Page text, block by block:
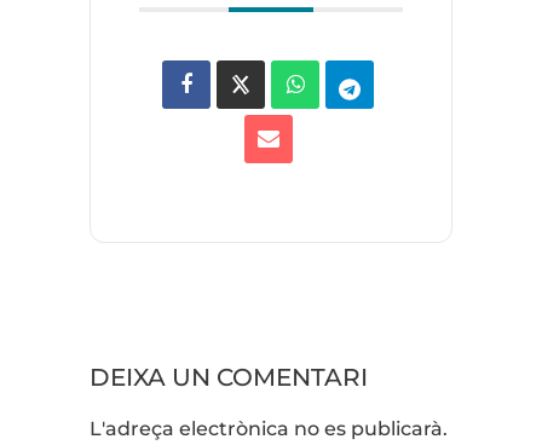
DEIXA UN COMENTARI
L'adreça electrònica no es publicarà.